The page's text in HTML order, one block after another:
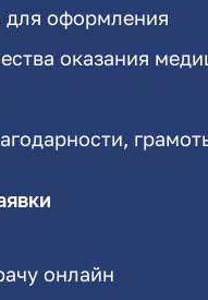
оформления
оказания
онлайн